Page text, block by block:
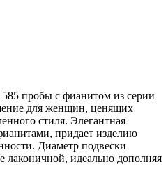
585 пробы с фианитом из серии
для женщин, ценящих
стиля. Элегантная
придает изделию
Диаметр подвески
лаконичной, идеально дополняя